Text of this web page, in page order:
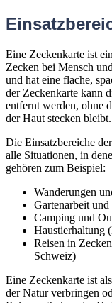
Eine Zeckenkarte ist
Zecken bei Mensch
und hat eine flache,
der Zeckenkarte kann
entfernt werden, ohne
der Haut stecken bleibt.
Die Einsatzbereiche
alle Situationen, in
gehören zum Beispiel:
Wanderungen
Gartenarbeit
Camping und
Haustierhaltung
Reisen in
Schweiz)
Eine Zeckenkarte ist
der Natur verbringen